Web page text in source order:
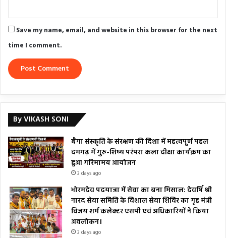
Save my name, email, and website in this browser for the next
time I comment.
By VIKASH SONI
बैगा संस्कृति के संरक्षण की दिशा में महत्वपूर्ण पहल
दमगढ़ में गुरु-शिष्य परंपरा कला दीक्षा कार्यक्रम का
हुआ गरिमामय आयोजन
3 days ago
भोरमदेव पदयात्रा में सेवा का बना मिसाल: देवर्षि श्री
नारद सेवा समिति के विशाल सेवा शिविर का गृह मंत्री
विजय शर्म कलेक्टर एसपी एवं अधिकारियों ने किया
अवलोकन।
3 days ago